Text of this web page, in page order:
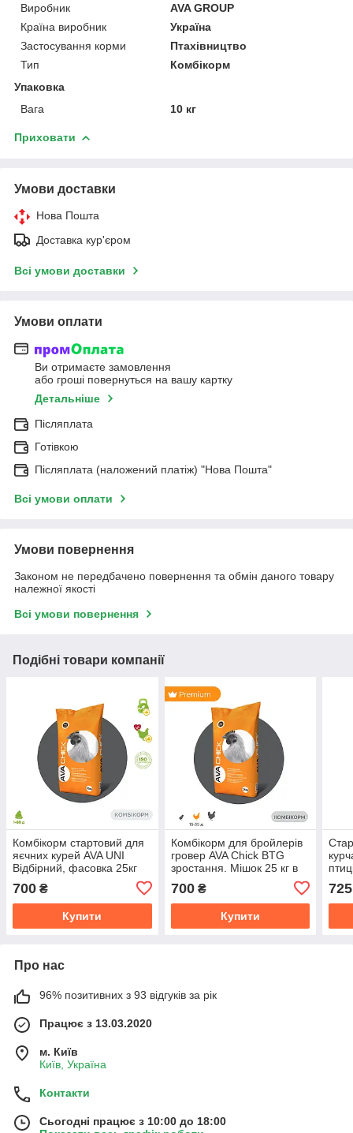
Виробник
AVA GROUP
Країна виробник
Україна
Застосування корми
Птахівництво
Тип
Комбікорм
Упаковка
Вага
10 кг
Приховати
Умови доставки
Нова Пошта
Доставка кур'єром
Всі умови доставки
Умови оплати
Ви отримаєте замовлення
або гроші повернуться на вашу картку
Детальніше
Післяплата
Готівкою
Післяплата (наложений платіж) "Нова Пошта"
Всі умови оплати
Умови повернення
Законом не передбачено повернення та обмін даного товару
належної якості
Всі умови повернення
Подібні товари компанії
Комбікорм стартовий для
яєчних курей AVA UNI
Відбірний, фасовка 25кг
700 ₴
Купити
Комбікорм для бройлерів
гровер AVA Chick BTG
зростання. Мішок 25 кг в
700₴
Купити
725
Про нас
96% позитивних з 93 відгуків за рік
Працює з 13.03.2020
м. Київ
Київ, Україна
Контакти
Сьогодні працює з 10:00 до 18:00